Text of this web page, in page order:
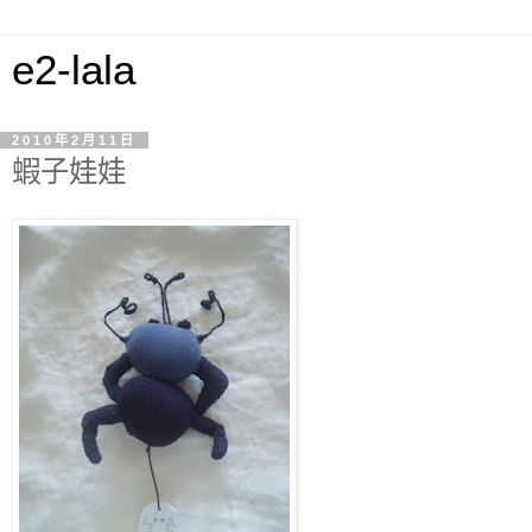
e2-lala
2010年2月11日
蝦子娃娃